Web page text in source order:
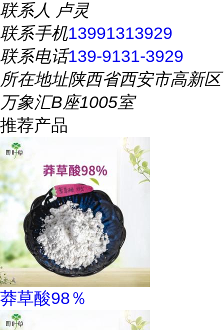
联系人 卢灵
联系手机13991313929
联系电话139-9131-3929
所在地址陕西省西安市高新区
万象汇B座1005室
推荐产品
莽草酸98％